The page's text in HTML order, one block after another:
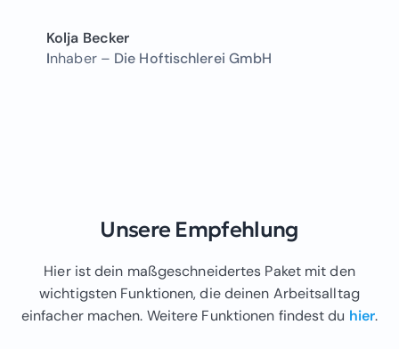
Kolja Becker
Inhaber – Die Hoftischlerei GmbH
Unsere Empfehlung
Hier ist dein maßgeschneidertes Paket mit den
wichtigsten Funktionen, die deinen Arbeitsalltag
einfacher machen. Weitere Funktionen findest du hier.